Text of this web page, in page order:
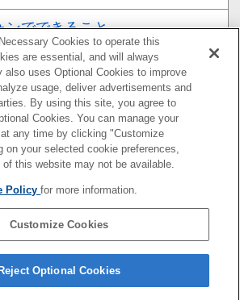
ンでできること
きること
ビスを利用する
思ったら
体ソフトウェアがVer.2.0未満の場合
ガイドをご覧ください。
ilc/2035/v1/ja/index.html
Cookies to operate this
are essential, and will always
also uses Optional Cookies to improve
usage, deliver advertisements and
By using this site, you agree to
Cookies. You can manage your
any time by clicking "Customize
on your selected cookie preferences,
this website may not be available.
Policyfor more information.
Customize Cookies
Reject Optional Cookies